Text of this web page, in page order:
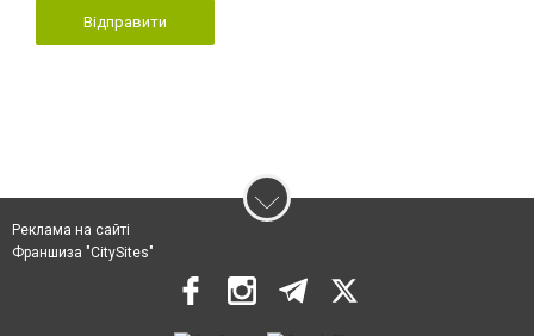
Відправити
Реклама на сайті
Франшиза "CitySites"